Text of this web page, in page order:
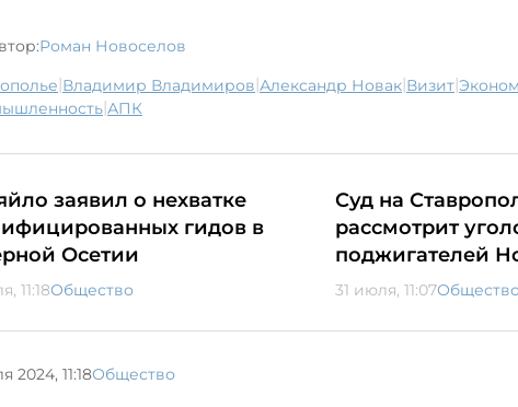
Роман Новоселов
| Владимир Владимиров| Александр Новак| визит|
| АПК
заявил о нехватке
гидов в
Осетии
11:18Общество
Суд на
рассмотрит
поджигателей
31 июля, 11:07
2024, 11:18Общество